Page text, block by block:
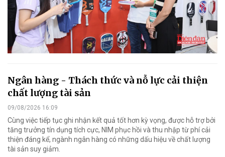
Ngân hàng - Thách thức và nỗ lực cải thiện
chất lượng tài sản
09/08/2026 16:09
Cùng việc tiếp tục ghi nhận kết quả tốt hơn kỳ vọng, được hỗ trợ bởi
tăng trưởng tín dụng tích cực, NIM phục hồi và thu nhập từ phí cải
thiện đáng kể, ngành ngân hàng có những dấu hiệu về chất lượng
tài sản suy giảm.